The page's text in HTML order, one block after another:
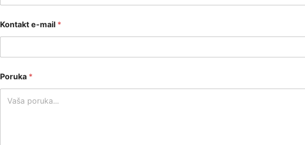
Kontakt e-mail *
Poruka *